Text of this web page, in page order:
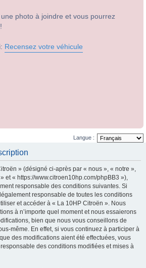
photo à joindre et vous pourrez
Recensez votre véhicule
Langue :
» (désigné ci-après par « nous », « notre »,
et « https://www.citroen10hp.com/phpBB3 »),
responsable des conditions suivantes. Si
responsable de toutes les conditions
et accéder à « La 10HP Citroën ». Nous
à n’importe quel moment et nous essaierons
bien que nous vous conseillons de
même. En effet, si vous continuez à participer à
des modifications aient été effectuées, vous
des conditions modifiées et mises à